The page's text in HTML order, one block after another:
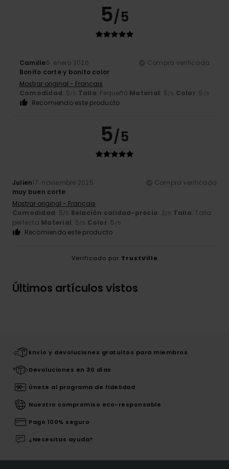
5/5
Camille5. enero 2026
Compra verificada
Bonito corte y bonito color
Mostrar original - Français
Comodidad: 5/5 Talla: Pequeño Material: 5/5 Color: 5 /5
Recomiendo este producto
5/5
Julien17. noviembre 2025
Compra verificada
muy buen corte
Mostrar original - Français
Comodidad: 5/5 Relación calidad-precio: 2/5 Talla: Talla
perfecta Material: 5/5 Color: 5 /5
Recomiendo este producto
Verificado por TrustVille
Últimos artículos vistos
Envío y devoluciones gratuitos para miembros
Devoluciones en 30 días
Únete al programa de fidelidad
Nuestro compromiso eco-responsable
Pago 100% seguro
¿Necesitas ayuda?